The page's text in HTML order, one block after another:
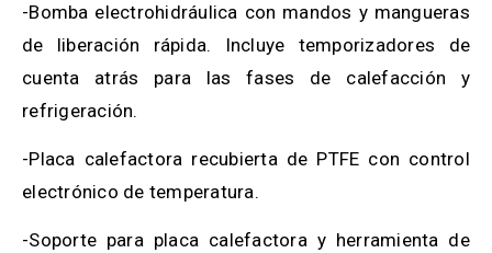
-Bomba electrohidráulica con mandos y mangueras
de liberación rápida. Incluye temporizadores de
cuenta atrás para las fases de calefacción y
refrigeración.
-Placa calefactora recubierta de PTFE con control
electrónico de temperatura.
-Soporte para placa calefactora y herramienta de